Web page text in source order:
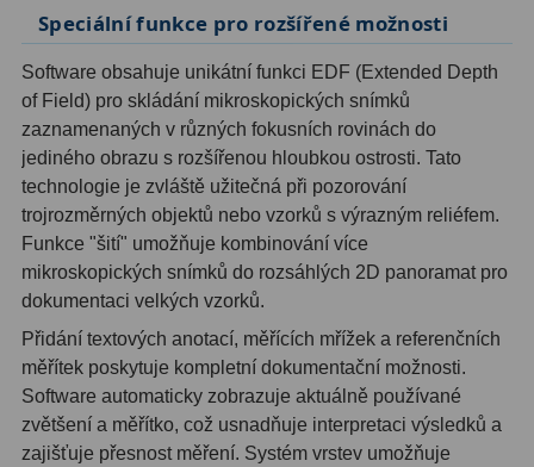
Amici hranoly 90°7
AstroFoto 306
Planetární kamery19
Deep-Sky kamery28
Guiding kamery14
T-kroužky16
Adaptéry projekční
Adaptéry T239
Adaptéry M4833
Speciální funkce pro rozšířené možnosti
Software obsahuje unikátní funkci EDF (Extended Depth
of Field) pro skládání mikroskopických snímků
zaznamenaných v různých fokusních rovinách do
jediného obrazu s rozšířenou hloubkou ostrosti. Tato
technologie je zvláště užitečná při pozorování
trojrozměrných objektů nebo vzorků s výrazným reliéfem.
Funkce "šití" umožňuje kombinování více
mikroskopických snímků do rozsáhlých 2D panoramat pro
dokumentaci velkých vzorků.
Přidání textových anotací, měřících mřížek a referenčních
měřítek poskytuje kompletní dokumentační možnosti.
Software automaticky zobrazuje aktuálně používané
zvětšení a měřítko, což usnadňuje interpretaci výsledků a
zajišťuje přesnost měření. Systém vrstev umožňuje